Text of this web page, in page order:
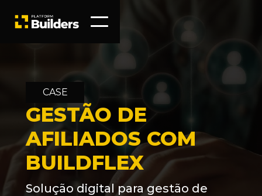
CASE
GESTÃO DE
AFILIADOS COM
BUILDFLEX
Solução digital para gestão de